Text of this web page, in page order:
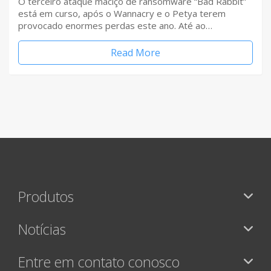
está em curso, após o Wannacry e o Petya terem
provocado enormes perdas este ano. Até ao…
Read More
Produtos
Notícias
Entre em contato conosco